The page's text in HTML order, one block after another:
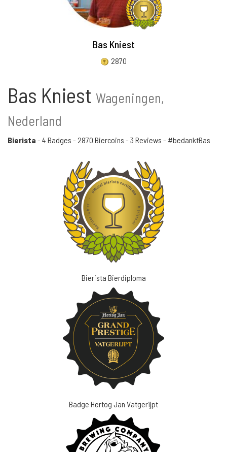
Bas Kniest
2870
Bas Kniest Wageningen,
Nederland
Bierista - 4 Badges - 2870 Biercoins - 3 Reviews - #bedanktBas
Bierista Bierdiploma
Badge Hertog Jan Vatgerijpt